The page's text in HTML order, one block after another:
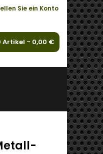
Sie ein Konto
Artikel - 0,00 €